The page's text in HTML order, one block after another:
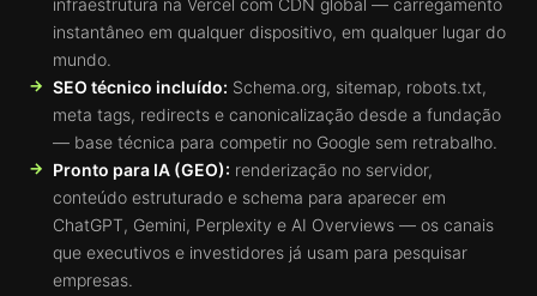
infraestrutura na Vercel com CDN global — carregamento
instantâneo em qualquer dispositivo, em qualquer lugar do
mundo.
SEO técnico incluído: Schema.org, sitemap, robots.txt,
meta tags, redirects e canonicalização desde a fundação
— base técnica para competir no Google sem retrabalho.
Pronto para IA (GEO): renderização no servidor,
conteúdo estruturado e schema para aparecer em
ChatGPT, Gemini, Perplexity e AI Overviews — os canais
que executivos e investidores já usam para pesquisar
empresas.